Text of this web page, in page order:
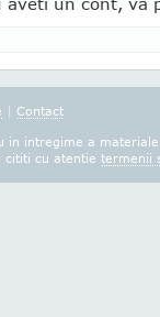
| Contact
in intregime a
cititi cu atentie termenii